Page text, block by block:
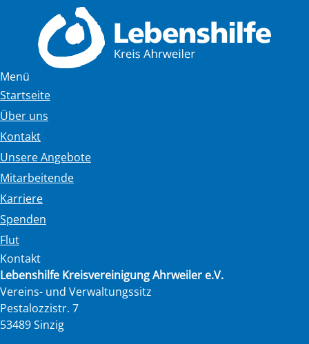
Menü
Startseite
Über uns
Kontakt
Unsere Angebote
Mitarbeitende
Karriere
Spenden
Flut
Kontakt
Lebenshilfe Kreisvereinigung Ahrweiler e.V.
Vereins- und Verwaltungssitz
Pestalozzistr. 7
53489 Sinzig